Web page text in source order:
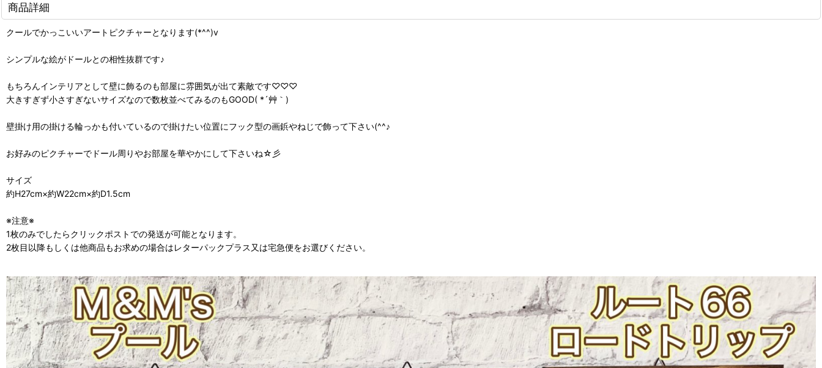
商品詳細
クールでかっこいいアートピクチャーとなります(*^^)v
シンプルな絵がドールとの相性抜群です♪
もちろんインテリアとして壁に飾るのも部屋に雰囲気が出て素敵です♡♡♡
大きすぎず小さすぎないサイズなので数枚並べてみるのもGOOD( *´艸｀)
壁掛け用の掛ける輪っかも付いているので掛けたい位置にフック型の画鋲やねじで飾って下さい(^^♪
お好みのピクチャーでドール周りやお部屋を華やかにして下さいね☆彡
サイズ
約H27cm×約W22cm×約D1.5cm
※注意※
1枚のみでしたらクリックポストでの発送が可能となります。
2枚目以降もしくは他商品もお求めの場合はレターパックプラス又は宅急便をお選びください。